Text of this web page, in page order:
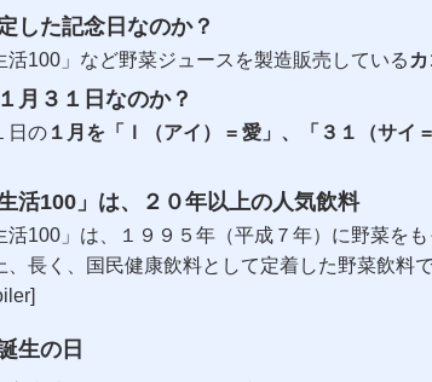
した記念日なのか？
活100」など野菜ジュースを製造販売している
月３１日なのか？
日の １月を「Ｉ（アイ） = 愛」、「３１（サイ
生活100」は、２０年以上の人気飲料
活100」は、１９９５年（平成７年）に野菜を
、長く、国民健康飲料として定着した野菜飲料で
生の日